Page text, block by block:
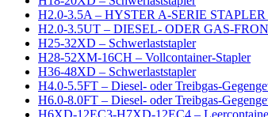
H2.0-3.5A – HYSTER A-SERIE
H2.0-3.5UT – DIESEL- ODER GAS-
H25-32XD – Schwerlaststapler
H28-52XM-16CH – Vollcontainer-Stapler
H36-48XD – Schwerlaststapler
H4.0-5.5FT – Diesel- oder Treibgas-
H6.0-8.0FT – Diesel- oder Treibgas-